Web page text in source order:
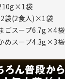
袋
袋(2食入)×1袋
ごスープ6.7g×4袋
めスープ4.3g×3袋